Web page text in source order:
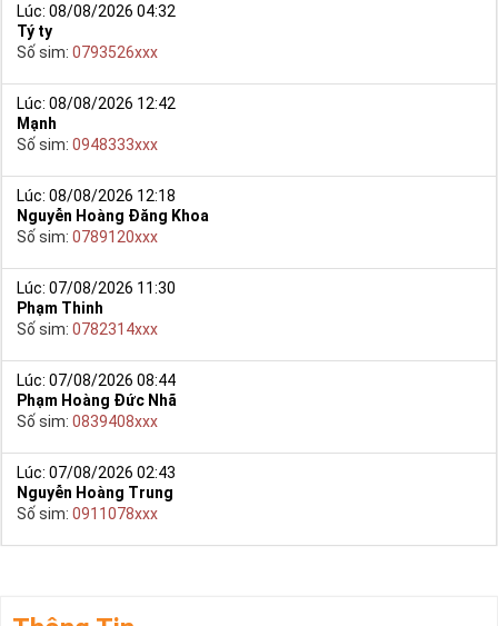
Việc này đem lại sự mệt mỏi, phiền toái, mất thời gian, có khi
không chọn được sim giảm giá mình thích như: sim năm sinh,
tứ quý, sim tam hoa, số kép….
Lúc: 08/08/2026 04:32
Tý ty
Số sim: 0793526xxx
Lúc: 08/08/2026 12:42
Mạnh
Số sim: 0948333xxx
Lúc: 08/08/2026 12:18
Nguyễn Hoàng Đăng Khoa
Số sim: 0789120xxx
Lúc: 07/08/2026 11:30
Phạm Thinh
Số sim: 0782314xxx
Lúc: 07/08/2026 08:44
Phạm Hoàng Đức Nhã
Số sim: 0839408xxx
Lúc: 07/08/2026 02:43
Nguyễn Hoàng Trung
Số sim: 0911078xxx